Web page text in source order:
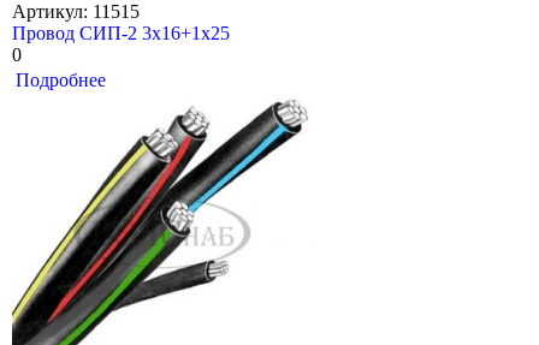
Артикул: 11515
Провод СИП-2 3х16+1х25
0
Подробнее